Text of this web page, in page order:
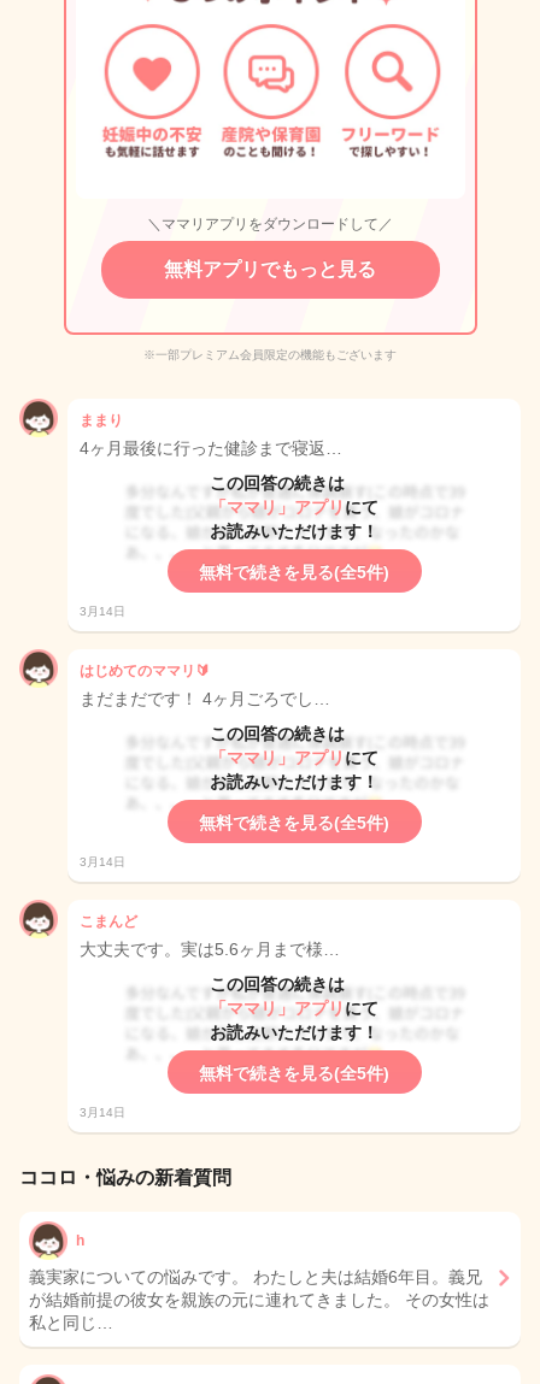
＼ママリアプリをダウンロードして／
無料アプリでもっと見る
※一部プレミアム会員限定の機能もございます
ままり
4ヶ月最後に行った健診まで寝返…
この回答の続きは
「ママリ」アプリ にて
お読みいただけます！
無料で続きを見る(全5件)
3月14日
はじめてのママリ🔰
まだまだです！ 4ヶ月ごろでし…
この回答の続きは
「ママリ」アプリ にて
お読みいただけます！
無料で続きを見る(全5件)
3月14日
こまんど
大丈夫です。実は5.6ヶ月まで様…
この回答の続きは
「ママリ」アプリ にて
お読みいただけます！
無料で続きを見る(全5件)
3月14日
ココロ・悩みの新着質問
h
義実家についての悩みです。 わたしと夫は結婚6年目。義兄
が結婚前提の彼女を親族の元に連れてきました。 その女性は
私と同じ…